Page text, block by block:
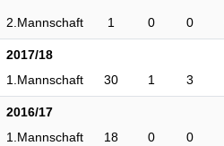
2.Mannschaft 1 0 0
2017/18
1.Mannschaft
30 1 3
2016/17
1.Mannschaft
18 0 0